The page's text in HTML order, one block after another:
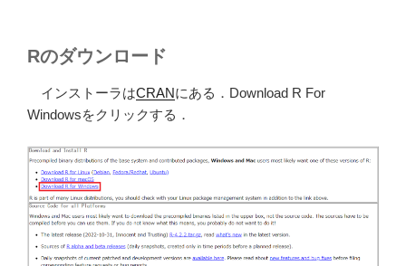
Rのダウンロード
インストーラはCRANにある．Download R For
Windowsをクリックする．